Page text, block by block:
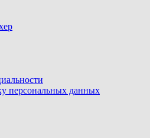
персональных данных